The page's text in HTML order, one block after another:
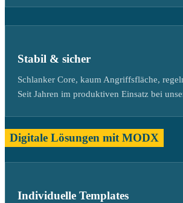
Stabil & sicher
Schlanker Core, kaum Angriffsfläche,
Seit Jahren im produktiven Einsatz bei
Digitale Lösungen mit MODX
Individuelle Templates